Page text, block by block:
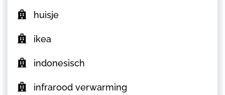
huisje
ikea
indonesisch
infrarood verwarming